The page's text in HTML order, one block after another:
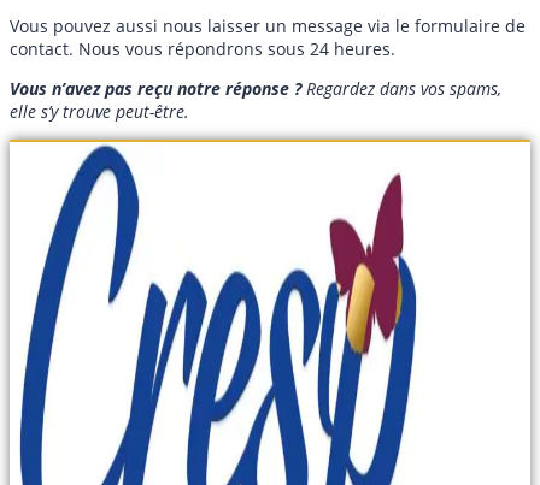
Vous pouvez aussi nous laisser un message via le formulaire de
contact. Nous vous répondrons sous 24 heures.
Vous n’avez pas reçu notre réponse ?Regardez dans vos spams,
elle s’y trouve peut-être.